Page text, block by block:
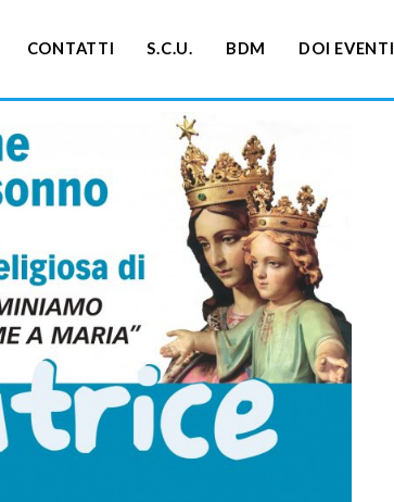
CONTATTI S.C.U. BDM DOI EVENTI